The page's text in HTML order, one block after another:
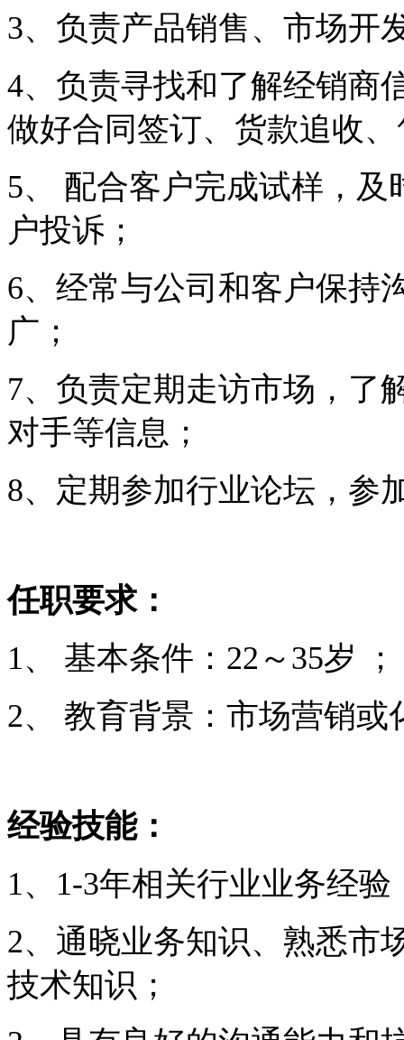
3、负责产品销售、市场开
4、负责寻找和了解经销商
做好合同签订、货款追收
5、 配合客户完成试样，
户投诉；
6、经常与公司和客户保持
广；
7、负责定期走访市场，了
对手等信息；
8、定期参加行业论坛，参
任职要求：
1、 基本条件：22～35岁 ；
2、 教育背景：市场营销
经验技能：
1、1-3年相关行业业务经
2、通晓业务知识、熟悉市
技术知识；